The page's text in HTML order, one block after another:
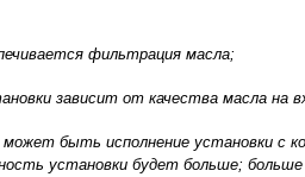
фильтрация масла;
зависит от качества масла на
может быть исполнение установки с
установки будет больше;